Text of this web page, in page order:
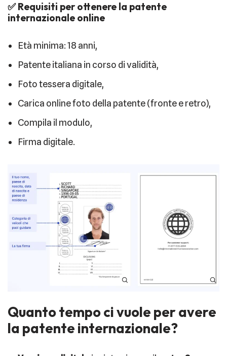
✅ Requisiti per ottenere la patente
internazionale online
Età minima: 18 anni,
Patente italiana in corso di validità,
Foto tessera digitale,
Carica online foto della patente (fronte e retro),
Compila il modulo,
Firma digitale.
Quanto tempo ci vuole per avere
la patente internazionale?